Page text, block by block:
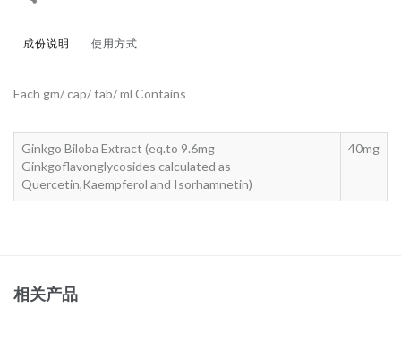
成份说明 使用方式
Each gm/ cap/ tab/ ml Contains
Ginkgo Biloba Extract (eq.to 9.6mg
Ginkgoflavonglycosides calculated as
Quercetin,Kaempferol and Isorhamnetin)
40mg
相关产品